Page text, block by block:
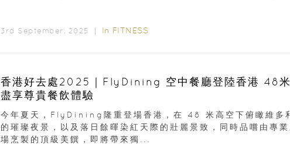
3rd September, 2025 ｜ In FITNESS
香港好去處2025｜FlyDining 空中餐廳登陸香港 48
盡享尊貴餐飲體驗
今年夏天，FlyDining隆重登場香港，在 48 米高空下俯瞰維多
的璀璨夜景，以及落日餘暉染紅天際的壯麗景致，同時品嚐由專業
場烹製的頂級美饌，即將帶來獨...